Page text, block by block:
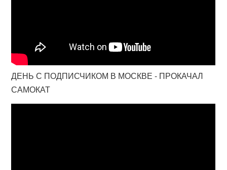
ДЕНЬ С ПОДПИСЧИКОМ В МОСКВЕ - ПРОКАЧАЛ
САМОКАТ